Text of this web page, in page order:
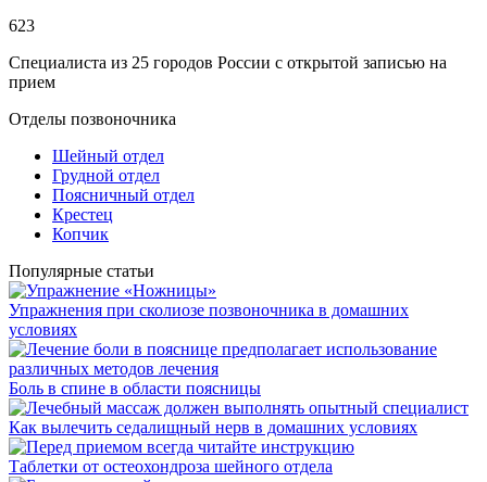
623
Специалиста из 25 городов России с открытой записью на
прием
Отделы позвоночника
Шейный отдел
Грудной отдел
Поясничный отдел
Крестец
Копчик
Популярные статьи
Упражнения при сколиозе позвоночника в домашних
условиях
Боль в спине в области поясницы
Как вылечить седалищный нерв в домашних условиях
Таблетки от остеохондроза шейного отдела